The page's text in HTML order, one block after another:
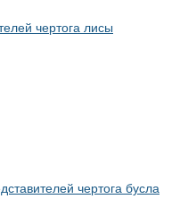
чертога лисы
чертога бусла